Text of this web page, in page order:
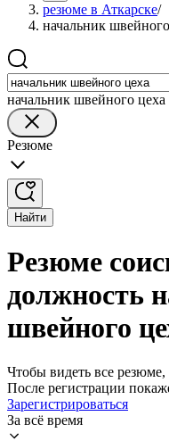
резюме в Аткарске/
начальник
начальник швейного цеха
Резюме
Найти
Резюме
должность
швейного
Чтобы видеть все резюме,
После регистрации
Зарегистрироваться
За всё время